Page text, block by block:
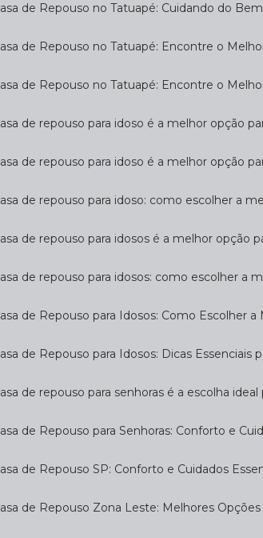
Casa de Repouso no Tatuapé: Cuidando do
Casa de Repouso no Tatuapé: Encontre o
Casa de Repouso no Tatuapé: Encontre o
Casa de repouso para idoso é a melhor opção
Casa de repouso para idoso é a melhor opção
Casa de repouso para idoso: como escolher a
Casa de repouso para idosos é a melhor
Casa de repouso para idosos: como escolher a
Casa de Repouso para Idosos: Como Escolher
Casa de Repouso para Idosos: Dicas Essenciais
Casa de repouso para senhoras é a escolha
Casa de Repouso para Senhoras: Conforto e
Casa de Repouso SP: Conforto e Cuidados
Casa de Repouso Zona Leste: Melhores Opções